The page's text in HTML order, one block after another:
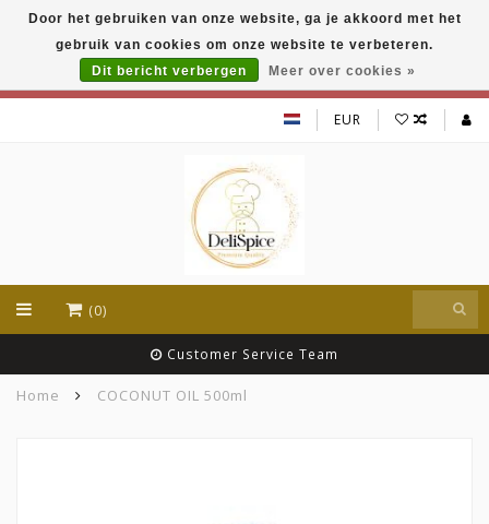
DeliSpice is your online Indian grocery shop with
exclusive brands like Daawat, Suhana, DeliSpice
and many more !!!
EUR
(0)
Customer Service Team
Home COCONUT OIL 500ml
Door het gebruiken van onze website, ga je akkoord met het
gebruik van cookies om onze website te verbeteren.
Dit bericht verbergen
Meer over cookies »